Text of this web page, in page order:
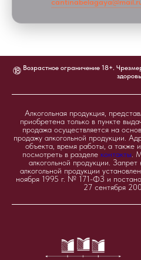
⑱ Возрастное ограничение 18+.
Алкогольная продукция,
приобретена только в пункте
продажа осуществляется на
продажу алкогольной продукции.
объекта, время работы, а
посмотреть в разделе контакты .
алкогольной продукции.
алкогольной продукции
ноября 1995 г. № 171-ФЗ и
27 сентября